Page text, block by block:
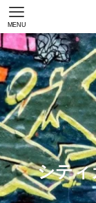
MENU
シティ